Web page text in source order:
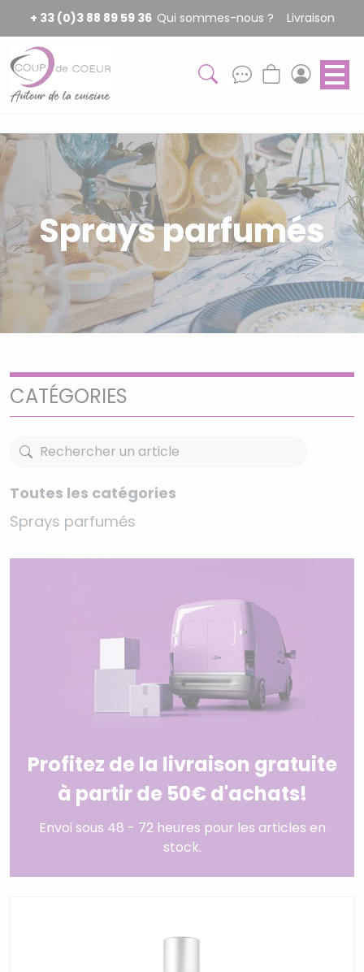
+ 33 (0)3 88 89 59 36 Qui sommes-nous ? Livraison
Sprays parfumés
CATÉGORIES
Toutes les catégories
Sprays parfumés
Profitez de la livraison gratuite
à partir de 50€ d'achats!
Envoi sous 48 - 72 heures pour les articles en
stock.
Panneau de gestion des cookies